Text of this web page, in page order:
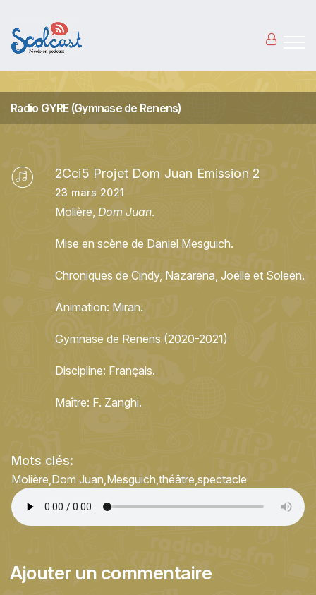
Radio GYRE (Gymnase de Renens)
2Cci5 Projet Dom Juan Emission 2
23 mars 2021
Molière, Dom Juan.
Mise en scène de Daniel Mesguich.
Chroniques de Cindy, Nazarena, Joëlle et Soleen.
Animation: Miran.
Gymnase de Renens (2020-2021)
Discipline: Français.
Maître: F. Zanghi.
Mots clés:
Molière Dom Juan Mesguich théâtre spectacle
Ajouter un commentaire